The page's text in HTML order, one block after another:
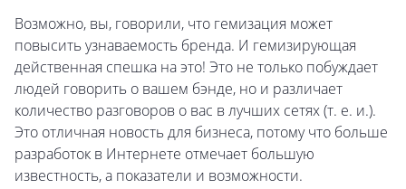
Возможно, вы, говорили, что гемизация может
повысить узнаваемость бренда. И гемизирующая
действенная спешка на это! Это не только побуждает
людей говорить о вашем бэнде, но и различает
количество разговоров о вас в лучших сетях (т. е. и.).
Это отличная новость для бизнеса, потому что больше
разработок в Интернете отмечает большую
известность, а показатели и возможности.